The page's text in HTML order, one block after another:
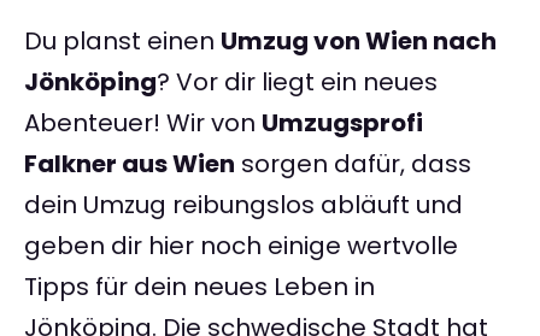
Du planst einen Umzug von Wien nach
Jönköping? Vor dir liegt ein neues
Abenteuer! Wir von Umzugsprofi
Falkner aus Wien sorgen dafür, dass
dein Umzug reibungslos abläuft und
geben dir hier noch einige wertvolle
Tipps für dein neues Leben in
Jönköping. Die schwedische Stadt hat